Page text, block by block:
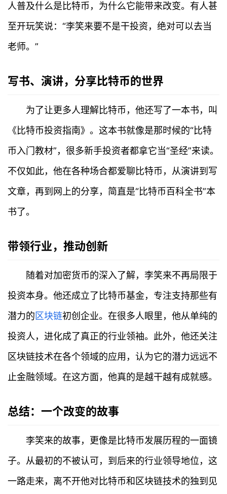
行
情
快
讯
专
人普及什么是比特币，为什么它能带来改变。有人甚
至开玩笑说：“李笑来要不是干投资，绝对可以去当
老师。”
写书、演讲，分享比特币的世界
为了让更多人理解比特币，他还写了一本书，叫
《比特币投资指南》。这本书就像是那时候的“比特
币入门教材”，很多新手投资者都拿它当“圣经”来读。
不仅如此，他在各种场合都爱聊比特币，从演讲到写
文章，再到网上的分享，简直是“比特币百科全书”本
书了。
带领行业，推动创新
随着对加密货币的深入了解，李笑来不再局限于
投资本身。他还成立了比特币基金，专注支持那些有
潜力的区块链初创企业。在很多人眼里，他从单纯的
投资人，进化成了真正的行业领袖。此外，他还关注
区块链技术在各个领域的应用，认为它的潜力远远不
止金融领域。在这方面，他真的是越干越有成就感。
总结：一个改变的故事
李笑来的故事，更像是比特币发展历程的一面镜
子。从最初的不被认可，到后来的行业领导地位，这
一路走来，离不开他对比特币和区块链技术的独到见